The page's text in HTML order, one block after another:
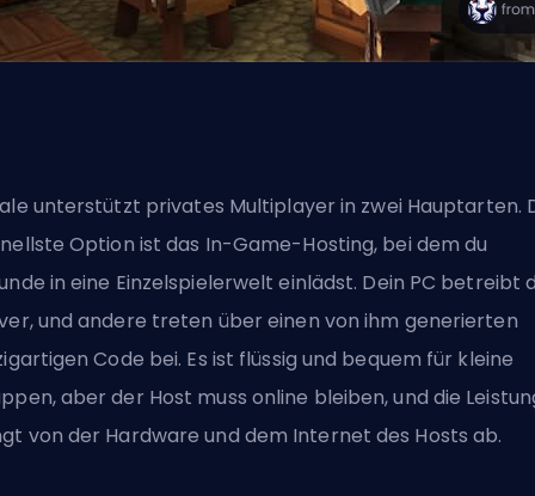
unterstützt privates Multiplayer in zwei Hauptarten.
Option ist das In-Game-Hosting, bei dem du
in eine Einzelspielerwelt einlädst. Dein PC betreibt
und andere treten über einen von ihm generierten
Code bei. Es ist flüssig und bequem für kleine
aber der Host muss online bleiben, und die
von der Hardware und dem Internet des Hosts ab.